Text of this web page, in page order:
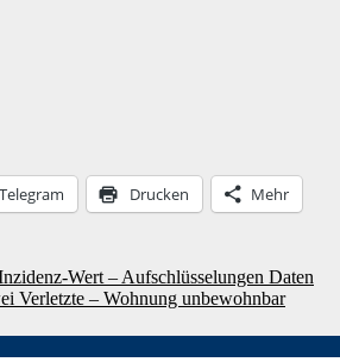
Tele­gram Dru­cken Mehr
Wert – Aufschlüsselungen Daten
Verletzte – Wohnung unbewohnbar